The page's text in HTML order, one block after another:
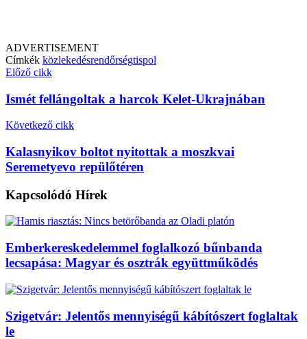
ADVERTISEMENT
Címkék közlekedésrendőrségtispol
Előző cikk
Ismét fellángoltak a harcok Kelet-Ukrajnában
Következő cikk
Kalasnyikov boltot nyitottak a moszkvai
Seremetyevo repülőtéren
Kapcsolódó Hírek
Emberkereskedelemmel foglalkozó bűnbanda
lecsapása: Magyar és osztrák együttműködés
Szigetvár: Jelentős mennyiségű kábítószert foglaltak
le